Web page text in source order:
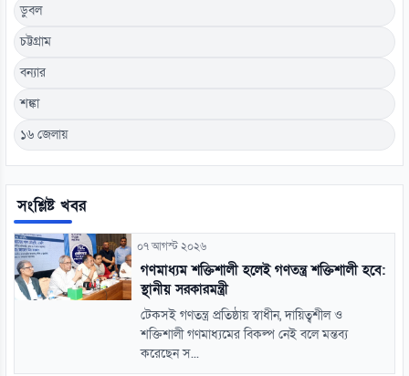
ডুবল
চট্টগ্রাম
বন্যার
শঙ্কা
১৬ জেলায়
সংশ্লিষ্ট খবর
০৭ আগস্ট ২০২৬
গণমাধ্যম শক্তিশালী হলেই গণতন্ত্র শক্তিশালী হবে:
স্থানীয় সরকারমন্ত্রী
টেকসই গণতন্ত্র প্রতিষ্ঠায় স্বাধীন, দায়িত্বশীল ও
শক্তিশালী গণমাধ্যমের বিকল্প নেই বলে মন্তব্য
করেছেন স...